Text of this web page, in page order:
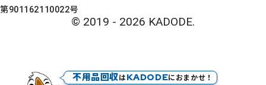
不用品回収はKADODEにおまかせ！
第901162110022号
© 2019 - 2026 KADODE.